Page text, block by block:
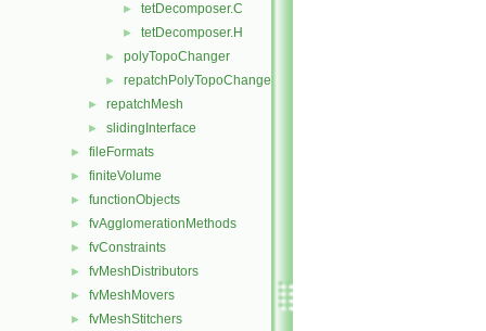
► tetDecomposer.C
► tetDecomposer.H
► polyTopoChanger
► repatchPolyTopoChanger
► repatchMesh
► slidingInterface
► fileFormats
► finiteVolume
► functionObjects
► fvAgglomerationMethods
► fvConstraints
► fvMeshDistributors
► fvMeshMovers
► fvMeshStitchers